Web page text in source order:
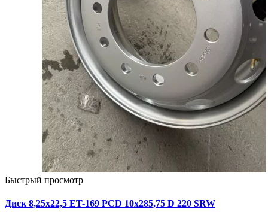
Быстрый просмотр
Диск 8,25х22,5 ET-169 PCD 10x285,75 D 220 SRW